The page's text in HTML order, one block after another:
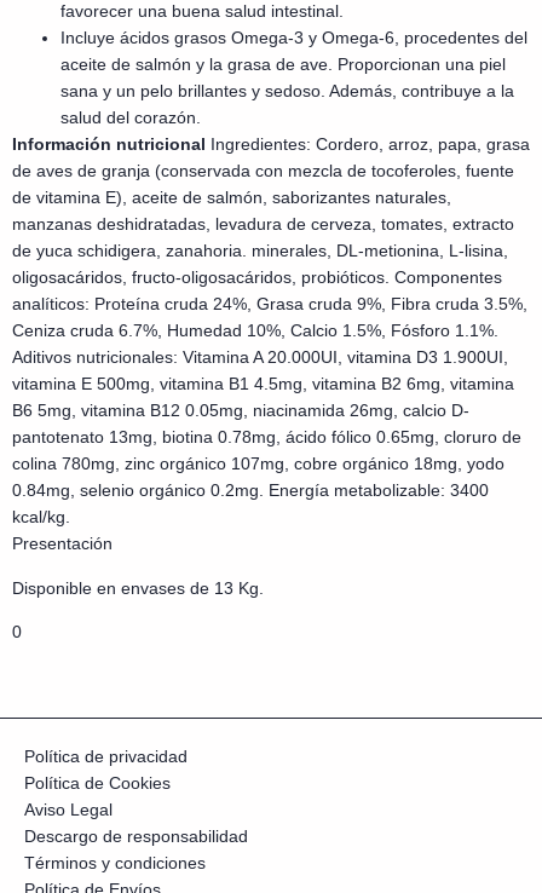
favorecer una buena salud intestinal.
Incluye ácidos grasos Omega-3 y Omega-6, procedentes del
aceite de salmón y la grasa de ave. Proporcionan una piel
sana y un pelo brillantes y sedoso. Además, contribuye a la
salud del corazón.
Información nutricional Ingredientes: Cordero, arroz, papa, grasa
de aves de granja (conservada con mezcla de tocoferoles, fuente
de vitamina E), aceite de salmón, saborizantes naturales,
manzanas deshidratadas, levadura de cerveza, tomates, extracto
de yuca schidigera, zanahoria. minerales, DL-metionina, L-lisina,
oligosacáridos, fructo-oligosacáridos, probióticos. Componentes
analíticos: Proteína cruda 24%, Grasa cruda 9%, Fibra cruda 3.5%,
Ceniza cruda 6.7%, Humedad 10%, Calcio 1.5%, Fósforo 1.1%.
Aditivos nutricionales: Vitamina A 20.000UI, vitamina D3 1.900UI,
vitamina E 500mg, vitamina B1 4.5mg, vitamina B2 6mg, vitamina
B6 5mg, vitamina B12 0.05mg, niacinamida 26mg, calcio D-
pantotenato 13mg, biotina 0.78mg, ácido fólico 0.65mg, cloruro de
colina 780mg, zinc orgánico 107mg, cobre orgánico 18mg, yodo
0.84mg, selenio orgánico 0.2mg. Energía metabolizable: 3400
kcal/kg.
Presentación
Disponible en envases de 13 Kg.
0
Política de privacidad
Política de Cookies
Aviso Legal
Descargo de responsabilidad
Términos y condiciones